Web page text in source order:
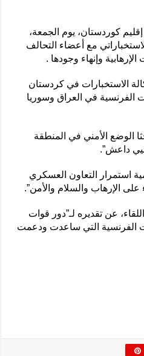
كوردستان، يوم الجمعة،
مع أعضاء التحالف
وإنهاء وجودها .
الاستخبارات في كردستان
الفرنسية في العراق وسوريا
الوضع الأمني ​​في المنطقة
داعش”.
استمرار التعاون العسكري
الإرهاب والسلام والأمن”.
عن تقديره لـ”دور قوات
الفرنسية التي ساعدت ودعمت